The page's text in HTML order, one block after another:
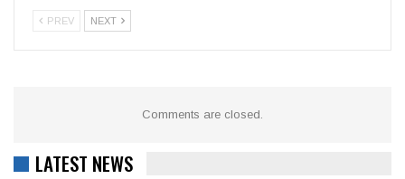
PREV NEXT
Comments are closed.
LATEST NEWS